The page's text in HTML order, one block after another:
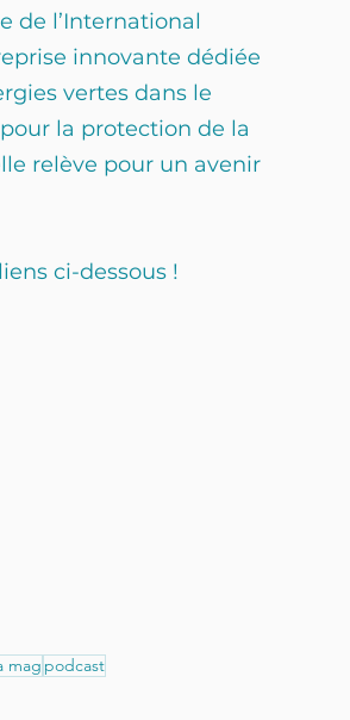
de l’International
innovante dédiée
vertes dans le
la protection de la
relève pour un avenir
ci-dessous !
mag podcast